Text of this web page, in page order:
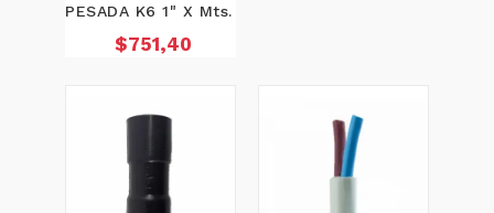
PESADA K6 1" X Mts.
Precio
$751,40